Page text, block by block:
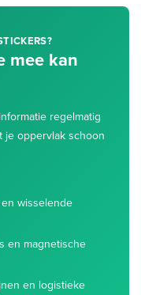
mee kan
regelmatig
je oppervlak schoon
wisselende
en magnetische
en logistieke